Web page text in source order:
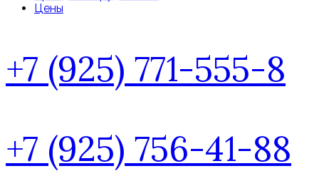
Цены
+7 (925) 771-555-8
+7 (925) 756-41-88